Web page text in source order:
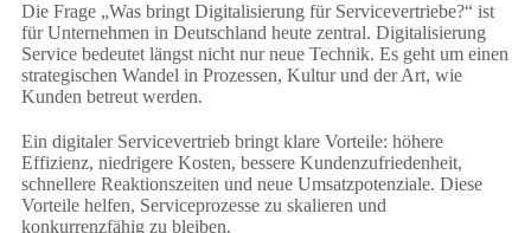
Die Frage „Was bringt Digitalisierung für Servicevertriebe?“ ist
für Unternehmen in Deutschland heute zentral. Digitalisierung
Service bedeutet längst nicht nur neue Technik. Es geht um einen
strategischen Wandel in Prozessen, Kultur und der Art, wie
Kunden betreut werden.
Ein digitaler Servicevertrieb bringt klare Vorteile: höhere
Effizienz, niedrigere Kosten, bessere Kundenzufriedenheit,
schnellere Reaktionszeiten und neue Umsatzpotenziale. Diese
Vorteile helfen, Serviceprozesse zu skalieren und
konkurrenzfähig zu bleiben.